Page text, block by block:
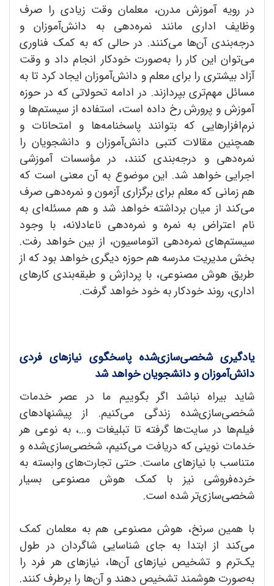
در رویه آموزش مدرن، معلمان وقت زیادی را صرف
وظایف اداری مانند نمره‌دهی به دانش‌آموزان و
درجه‌بندی آن‌ها می‌کنند. در حالی که به کمک فناوری
می‌توان این کار را به‌صورت خودکار انجام داد و وقت
آزاد بیشتری را برای معلم و دانش‌آموزان ایجاد کرد تا به
مسائل مهم‌تری بپردازند. در ادامه تحولاتی که در حوزه
آموزش و پرورش رخ داده است، استفاده از سیستم‌ها و
نرم‌افزارهایی که بتوانند پاسخنامه‌ها و امتحانات و
همچنین مقالات کتبی دانش‌آموزان و دانشجویان را
نمره‌دهی و درجه‌بندی کنند، در مؤسسات آموزشی
اجرایی خواهد شد. این موضوع به آن معنی است که
هم زمانی که معلم برای برگزاری آزمون و نمره‌دهی صرف
می‌کند از میان برداشته خواهد شد و هم مسئله‌ای به
نام اعتراض به نمره و نمره‌دهی ناعادلانه، با وجود
سیستم‌های نمره‌دهی اتوماسیون، از بین خواهد رفت.
بخش مدیریت مدرسه هم حوزه دیگری خواهد بود که از
طریق هوش مصنوعی، با پردازش و طبقه‌بندی کارهای
اداری، روند خودکار به خود خواهد گرفت.
یادگیری شخصی‌سازی‌شده پاسخگوی نیازهای فردی
دانش‌آموزان و دانشجویان خواهد شد
شاید بیراه نباشد اگر بگوییم ما در عصر خدمات
شخصی‌سازی‌شده زندگی می‌کنیم. از پیشنهادهای
فیلم‌ها در سایت‌ها گرفته تا تبلیغات و...، به نوعی هر
خدمات نوینی که دریافت می‌کنیم، شخصی‌سازی‌شده و
متناسب با نیازهای ماست. حتی تجارت‌های وابسته به
خرده‌فروشی نیز با کمک هوش مصنوعی بسیار
شخصی‌سازی‌تر شده است.
با همین سرنخ، هوش مصنوعی هم به معلمان کمک
می‌کند از ابتدا به جای شناسایی شاگردان در طول
یک‌ترم و تشخیص نیازهای آن‌ها، نیازهای هر فرد را
به‌صورت هوشمند تشخیص دهند و آن‌ها را برطرف کنند.